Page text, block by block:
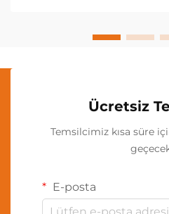
Ücretsiz
Temsilcimiz kısa süre
E-posta